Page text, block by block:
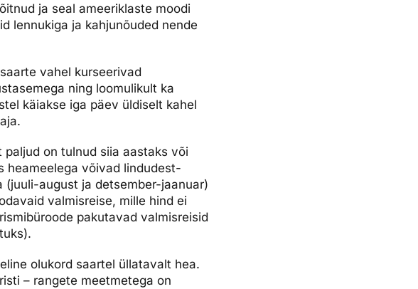
ja seal ameeriklaste moodi
lennukiga ja kahjunõuded nende
vahel kurseerivad
ning loomulikult ka
käiakse iga päev üldiselt kahel
on tulnud siia aastaks või
heameelega võivad lindudest-
(juuli-august ja detsember-jaanuar)
valmisreise, mille hind ei
pakutavad valmisreisid
olukord saartel üllatavalt hea.
– rangete meetmetega on